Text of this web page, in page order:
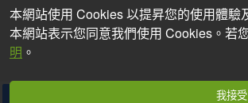
分享
本網站使用 Cookies 以提昇您的使用體
本網站表示您同意我們使用 Cookies。若
明 。
我接受